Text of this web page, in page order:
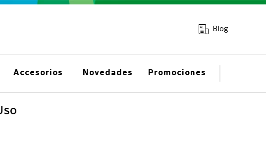
Blog
Accesorios Novedades Promociones